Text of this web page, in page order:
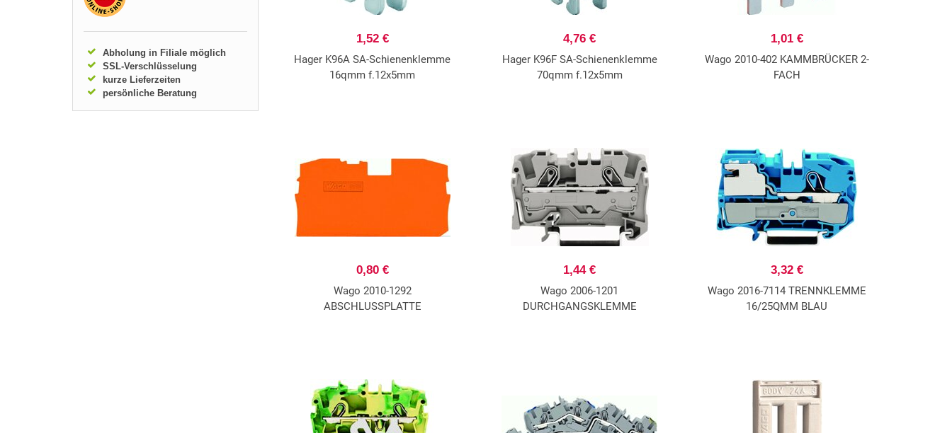
Abholung in Filiale möglich
SSL-Verschlüsselung
kurze Lieferzeiten
persönliche Beratung
1,52 €
Hager K96A SA-Schienenklemme
16qmm f.12x5mm
4,76 €
Hager K96F SA-Schienenklemme
70qmm f.12x5mm
1,01 €
Wago 2010-402 KAMMBRÜCKER 2-
FACH
0,80 €
Wago 2010-1292
ABSCHLUSSPLATTE
1,44 €
Wago 2006-1201
DURCHGANGSKLEMME
3,32 €
Wago 2016-7114 TRENNKLEMME
16/25QMM BLAU